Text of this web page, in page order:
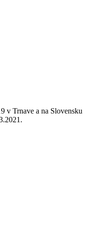
v Trnave a na Slovensku